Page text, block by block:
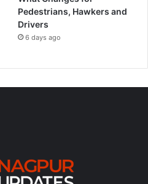
Pedestrians, Hawkers and
Drivers
6 days ago